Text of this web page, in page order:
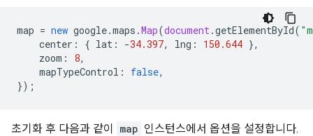
map = new google.maps .Map(document.getElementById(
center : { lat : -34.397, lng : 150.644 },
zoom : 8,
mapTypeControl : false,
});
초기화 후 다음과 같이 map 인스턴스에서 옵션을 설정합니다.